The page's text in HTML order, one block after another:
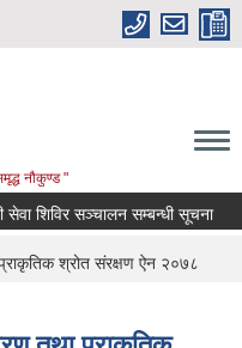
नौकुण्ड "
शिविर सञ्‍चालन सम्बन्धी सूचना
श्रोत संरक्षण ऐन २०७८